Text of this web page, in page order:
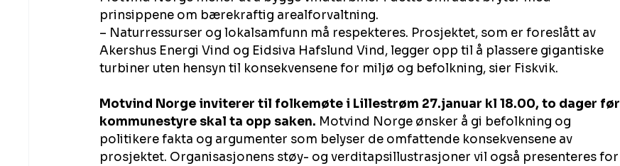
prinsippene om bærekraftig arealforvaltning.
– Naturressurser og lokalsamfunn må respekteres. Prosjektet, som er foreslått av
Akershus Energi Vind og Eidsiva Hafslund Vind, legger opp til å plassere gigantiske
turbiner uten hensyn til konsekvensene for miljø og befolkning, sier Fiskvik.
Motvind Norge inviterer til folkemøte i Lillestrøm 27.januar kl 18.00, to dager før
kommunestyre skal ta opp saken. Motvind Norge ønsker å gi befolkning og
politikere fakta og argumenter som belyser de omfattende konsekvensene av
prosjektet. Organisasjonens støy- og verditapsillustrasjoner vil også presenteres for